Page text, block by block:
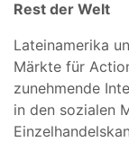
Rest der Welt
Lateinamerika
Märkte für
zunehmende
in den sozialen